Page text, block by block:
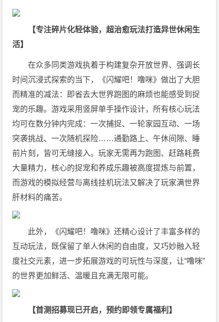
【专注碎片化轻体验，超治愈玩法打造异世休闲生
活】
在众多同类游戏执着于构建复杂开放世界、强调长
时间沉浸式探索的当下，《闪耀吧！噜咪》做出了大胆
而精准的减法：即省去大世界跑图的麻烦也能感受到捉
宠的乐趣。游戏采用竖屏单手操作设计，所有核心玩法
均可在数分钟内完成：一次捕捉、一轮家园互动、一场
突袭挑战、一次随机探险……通勤路上、午休间隙、睡
前片刻，皆可无缝接入。玩家无需再为跑图、赶路耗费
大量精力，核心的捉宠和养成乐趣被高度提炼与前置，
而游戏的模拟经营与离线挂机玩法又解决了玩家满世界
肝材料的痛苦。
此外，《闪耀吧！噜咪》还精心设计了丰富多样的
互动玩法，既保留了单人休闲的自由度，又巧妙融入轻
度社交元素，进一步拓展游戏的可玩性与深度，让“噜咪”
的世界更加鲜活、温暖且充满无限可能。
【首测招募现已开启，预约即领专属福利 】